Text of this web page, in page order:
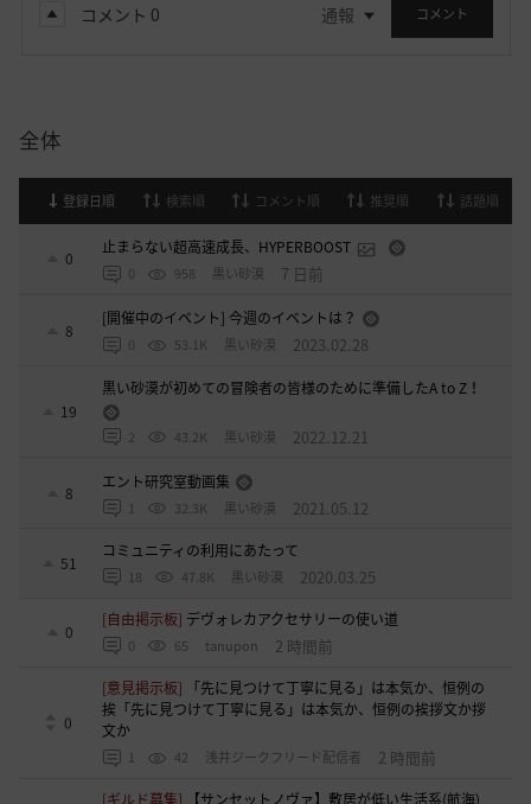
コメント 0 通報 コメント
全体
登録日順 検索順 コメント順 推奨順 話題順
0
止まらない超高速成長、HYPERBOOST
0 958 黒い砂漠 7 日前
8
[開催中のイベント] 今週のイベントは？
0 53.1K 黒い砂漠 2023.02.28
19
黒い砂漠が初めての冒険者の皆様のために準備したA to Z！
2 43.2K 黒い砂漠 2022.12.21
8
エント研究室動画集
1 32.3K 黒い砂漠 2021.05.12
51
コミュニティの利用にあたって
18 47.8K 黒い砂漠 2020.03.25
0
[自由掲示板] デヴォレカアクセサリーの使い道
0 65 tanupon 2 時間前
0
[意見掲示板]
「先に見つけて丁寧に見る」は本気か、恒例の
挨「先に見つけて丁寧に見る」は本気か、恒例の挨拶文か拶
文か
1 42 浅井ジークフリード配信者 2 時間前
[ギルド募集] 【サンセットノヴァ】敷居が低い生活系(航海)